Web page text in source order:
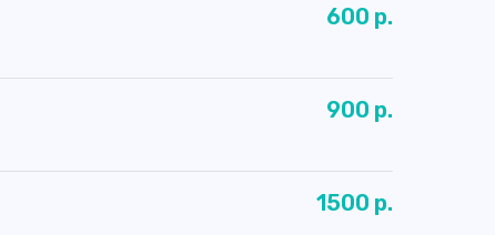
600 р.
900 р.
1500 р.